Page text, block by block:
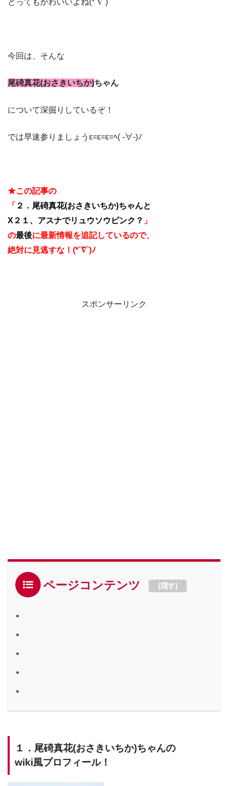
とってもかわいいよね(*´∇`)
今回は、そんな
尾碕真花(おさきいちか)ちゃん
について深掘りしているぞ！
では早速参りましょうε=ε=ε=ﾍ( -∀-)ﾉ
★この記事の
「 ２．尾碕真花(おさきいちか)ちゃんと
X２１、アスナでリュウソウピンク？ 」
の最後に最新情報を追記しているので、
絶対に見逃すな！(*´∇`)ﾉ
スポンサーリンク
ページコンテンツ [隠す]
１．尾碕真花(おさきいちか)ちゃんの
wiki風プロフィール！